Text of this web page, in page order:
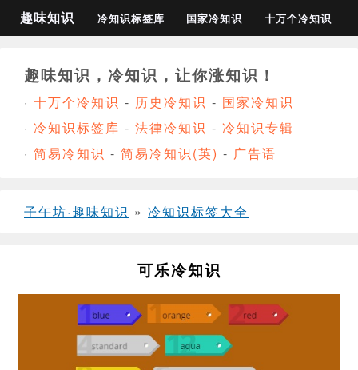
趣味知识 冷知识标签库 国家冷知识 十万个冷知识
趣味知识，冷知识，让你涨知识！
· 十万个冷知识 - 历史冷知识 - 国家冷知识
· 冷知识标签库 - 法律冷知识 - 冷知识专辑
· 简易冷知识 - 简易冷知识(英) - 广告语
子午坊·趣味知识 » 冷知识标签大全
可乐冷知识